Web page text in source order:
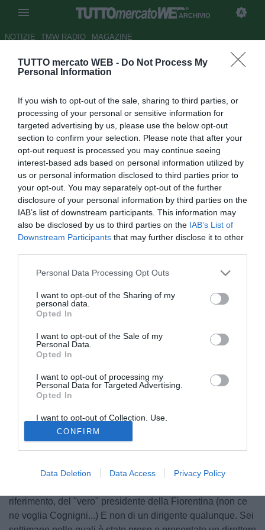
TUTTO mercato WEB - Do Not Process My
Personal Information
If you wish to opt-out of the sale, sharing to third parties, or
processing of your personal or sensitive information for
targeted advertising by us, please use the below opt-out
section to confirm your selection. Please note that after your
opt-out request is processed you may continue seeing
interest-based ads based on personal information utilized by
us or personal information disclosed to third parties prior to
your opt-out. You may separately opt-out of the further
disclosure of your personal information by third parties on the
IAB’s list of downstream participants. This information may
also be disclosed by us to third parties on the IAB’s List of
Downstream Participants that may further disclose it to other
Personal Data Processing Opt Outs
I want to opt-out of the Sharing of my
personal data.
Opted In
I want to opt-out of the Sale of my
Personal Data.
Opted In
I want to opt-out of processing my
Personal Data for Targeted Advertising.
Opted In
I want to opt-out of Collection, Use,
Retention, Sale, and/or Sharing of my
Personal Data that Is Unrelated with the
Purposes for which it was collected.
Opted Out
CONFIRM
Data Deletion Data Access Privacy Policy
ARCHIVIO
NOTIZIE TMW RADIO MAGAZINE
Fiorentina: il ritorno di Della
conferma di Jovetic
Autore Redazione TMW.
18.06.2012 08:02
2012
vedi letture
© foto di Federico De Luca
E con oggi sono 36 giorni, 864 ore, 51840 minuti che
Andrea Della Valle tace sull'argomento
Fiorentina. L'ennesimo tormentone? Forse... certamente
nella sesta settimana di silenzio, un mese abbondante di
riferimento, del "vero" presidente della Fiorentina (non ce
ne voglia Cognigni...) E non di un dirigente qualunque. Sei